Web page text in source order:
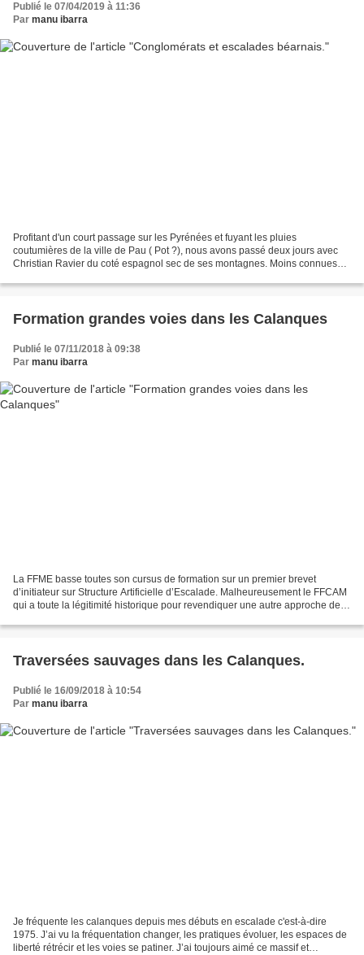
Publié le 07/04/2019 à 11:36
Par manu ibarra
Profitant d'un court passage sur les Pyrénées et fuyant les pluies
coutumières de la ville de Pau ( Pot ?), nous avons passé deux jours avec
Christian Ravier du coté espagnol sec de ses montagnes. Moins connues
Formation grandes voies dans les Calanques
Publié le 07/11/2018 à 09:38
Par manu ibarra
La FFME basse toutes son cursus de formation sur un premier brevet
d’initiateur sur Structure Artificielle d’Escalade. Malheureusement le FFCAM
qui a toute la légitimité historique pour revendiquer une autre approche de
Traversées sauvages dans les Calanques.
Publié le 16/09/2018 à 10:54
Par manu ibarra
Je fréquente les calanques depuis mes débuts en escalade c'est-à-dire
1975. J’ai vu la fréquentation changer, les pratiques évoluer, les espaces de
liberté rétrécir et les voies se patiner. J’ai toujours aimé ce massif et